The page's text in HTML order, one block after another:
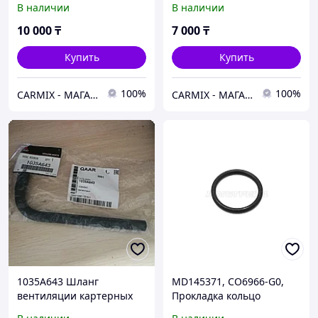
V75W, V93W, V97W, JAPAN
В наличии
10 000₸
Купить
СARMIX - МАГАЗИН АВТОЗАПЧАСТЕЙ В НУР-СУЛТАНЕ (АСТАНА) 100%
GF3W GF2W GF8W, JAPAN
В наличии
7 000₸
Купить
СARMIX - МАГАЗИН АВТОЗАПЧАСТЕЙ В НУР-СУЛТАНЕ (АСТАНА) 100%
1035A643 Шланг
вентиляции картерных
MD145371, CO6966-G0,
Прокладка кольцо